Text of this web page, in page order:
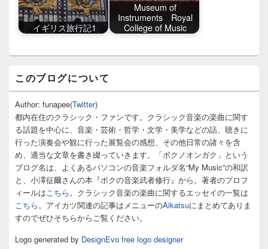
イギリス旅行記1
Museum of
Instruments Royal
College of Music
ン
サ
イ
バ
ー
ウ
ィ
ト
エ
ア
このブログについて
Author: funapee(Twitter)
都内在住のクラシック・ファンです。クラシック音楽の楽曲に関す
る話題を中心に、音楽・芸術・哲学・文学・美学などの話、聴きに
行った演奏会や観に行った展覧会の感想、その他日常の諸々を含
め、適当な文章を書き綴っていきます。「ボクノオンガク」という
ブログ名は、よくあるパソコンの音楽フォルダ名“My Music”の和訳
と、小澤征爾さんの本『ボクの音楽武者修行』から。著者のプロフ
ィールは こちら 。クラシック音楽の楽曲に関するエッセイの一覧は
こちら 。アイカツ関連の記事はメニューのAikatsuにまとめてありま
すのでぜひそちらからご覧ください。
Logo generated by DesignEvo free logo designer